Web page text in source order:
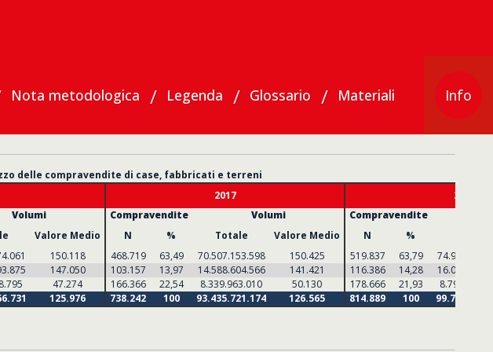
Nota metodologica Legenda Glossario Materiali Info
annuali 2016-2025
delle compravendite di case, fabbricati e terreni
2017
2018
Volumi Compravendite Volumi Compravendite
Valore Medio N % Totale Valore Medio N %
150.118 468.719 63,49 70.507.153.598 150.425 519.837 63,79
147.050 103.157 13,97 14.588.604.566 141.421 116.386 14,28
47.274 166.366 22,54 8.339.963.010 50.130 178.666 21,93
125.976 738.242 100 93.435.721.174 126.565 814.889 100